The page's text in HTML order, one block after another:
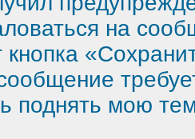
на
кнопка
поднять мою